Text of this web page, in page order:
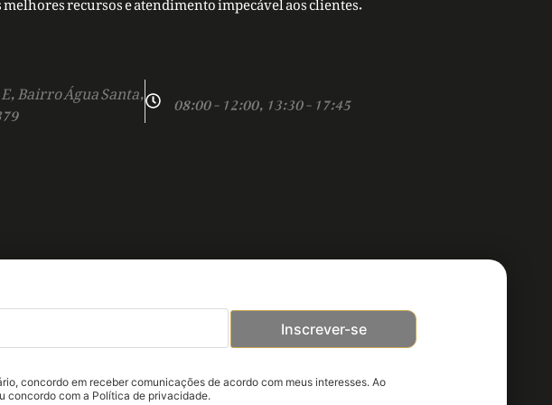
Bairro Água Santa, 08:00 - 12:00, 13:30 - 17:45
Inscrever-se
concordo em receber comunicações de acordo com meus interesses. Ao
concordo com a Política de privacidade.